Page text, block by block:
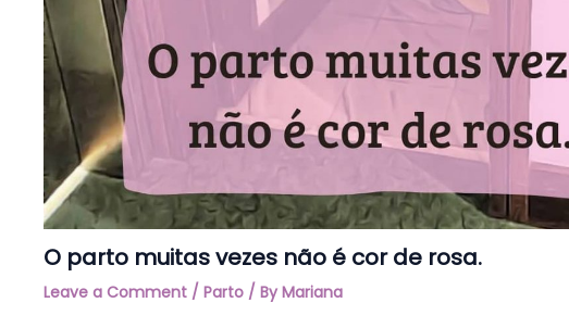
O parto muitas vezes não é cor de rosa.
Leave a Comment / Parto / By Mariana